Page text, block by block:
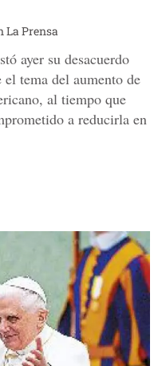
La Prensa
ayer su desacuerdo
tema del aumento de
al tiempo que
a reducirla en